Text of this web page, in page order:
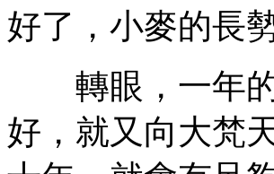
好了，小麥的長
轉眼，一年的
好，就又向大梵